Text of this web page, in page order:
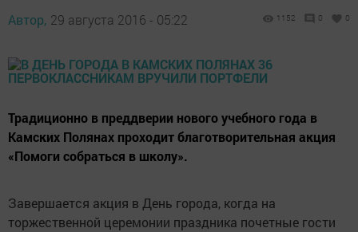
Автор, 29 августа 2016 - 05:22 1152 0 0
Традиционно в преддверии нового учебного года в
Камских Полянах проходит благотворительная акция
«Помоги собраться в школу».
Завершается акция в День города, когда на
торжественной церемонии праздника почетные гости